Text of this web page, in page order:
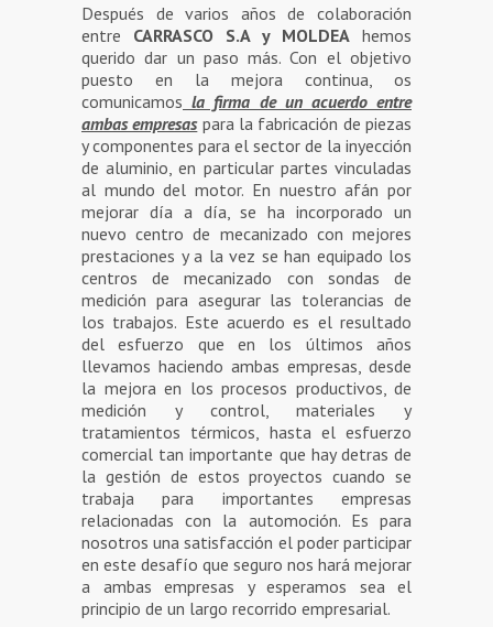
Después de varios años de colaboración
entre CARRASCO S.A y MOLDEA hemos
querido dar un paso más. Con el objetivo
puesto en la mejora continua, os
comunicamos la firma de un acuerdo entre
ambas empresas para la fabricación de piezas
y componentes para el sector de la inyección
de aluminio, en particular partes vinculadas
al mundo del motor. En nuestro afán por
mejorar día a día, se ha incorporado un
nuevo centro de mecanizado con mejores
prestaciones y a la vez se han equipado los
centros de mecanizado con sondas de
medición para asegurar las tolerancias de
los trabajos. Este acuerdo es el resultado
del esfuerzo que en los últimos años
llevamos haciendo ambas empresas, desde
la mejora en los procesos productivos, de
medición y control, materiales y
tratamientos térmicos, hasta el esfuerzo
comercial tan importante que hay detras de
la gestión de estos proyectos cuando se
trabaja para importantes empresas
relacionadas con la automoción. Es para
nosotros una satisfacción el poder participar
en este desafío que seguro nos hará mejorar
a ambas empresas y esperamos sea el
principio de un largo recorrido empresarial.